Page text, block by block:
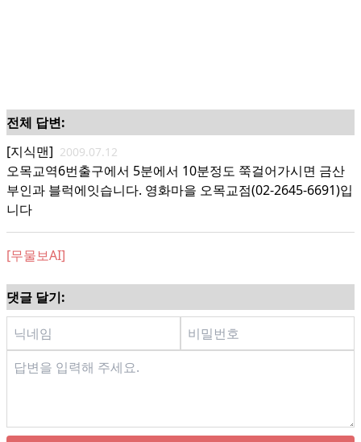
전체 답변:
[지식맨] 2009.07.12
오목교역6번출구에서 5분에서 10분정도 쭉걸어가시면 금산
부인과 블럭에잇습니다. 영화마을 오목교점(02-2645-6691)입
니다
[무물보AI]
댓글 달기: